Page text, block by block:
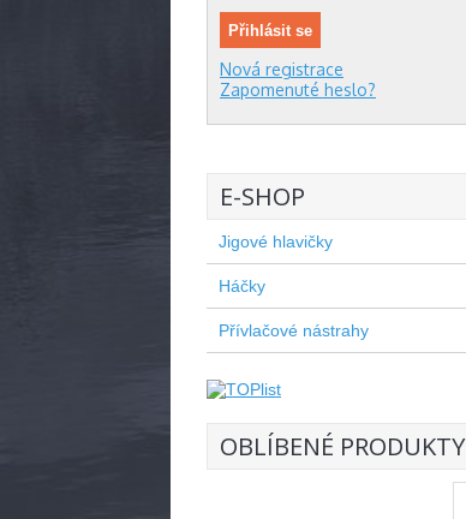
Nová registrace
Zapomenuté heslo?
E-SHOP
Jigové hlavičky
Háčky
Přívlačové nástrahy
OBLÍBENÉ PRODUKTY